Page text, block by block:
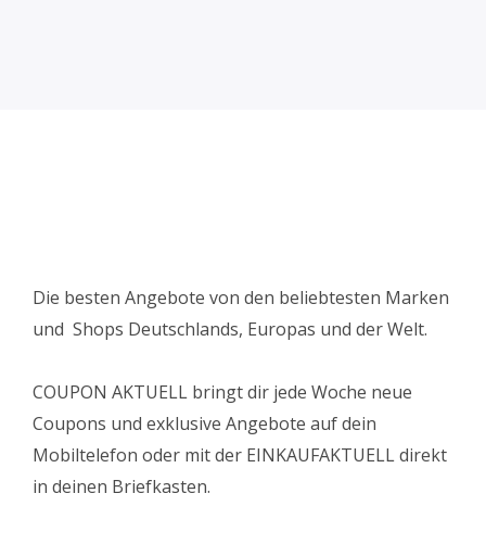
Die besten Angebote von den beliebtesten Marken
und Shops Deutschlands, Europas und der Welt.
COUPON AKTUELL bringt dir jede Woche neue
Coupons und exklusive Angebote auf dein
Mobiltelefon oder mit der EINKAUFAKTUELL direkt
in deinen Briefkasten.